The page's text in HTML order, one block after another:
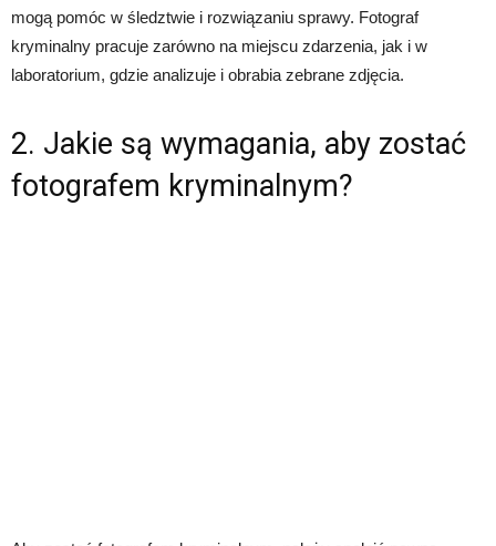
mogą pomóc w śledztwie i rozwiązaniu sprawy. Fotograf
kryminalny pracuje zarówno na miejscu zdarzenia, jak i w
laboratorium, gdzie analizuje i obrabia zebrane zdjęcia.
2. Jakie są wymagania, aby zostać
fotografem kryminalnym?